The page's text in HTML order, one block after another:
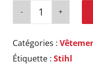
Catégories :
Étiquette : Stihl